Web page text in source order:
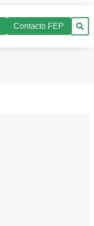
Contacto FEP